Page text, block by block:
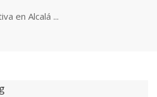
en Alcalá ...